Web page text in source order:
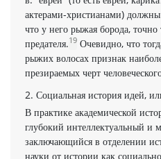
актерами-христи­анами)
что у него рыжая борода,
предателя.19 Очевидно, что
рыжих волосах признак
презираемых черт
2. Социальная история идей,
В практике академической
глубо­кий интеллектуальный и
заключающийся в отделении
науки от истории как